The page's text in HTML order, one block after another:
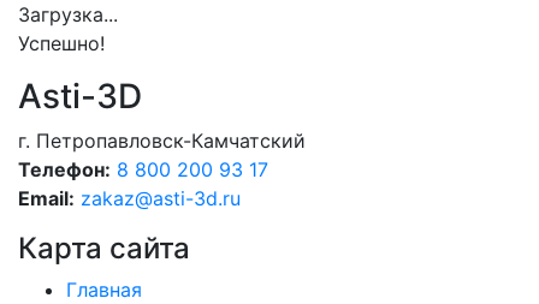
Загрузка...
Успешно!
Asti-3D
г. Петропавловск-Камчатский
Телефон: 8 800 200 93 17
Email: zakaz@asti-3d.ru
Карта сайта
Главная